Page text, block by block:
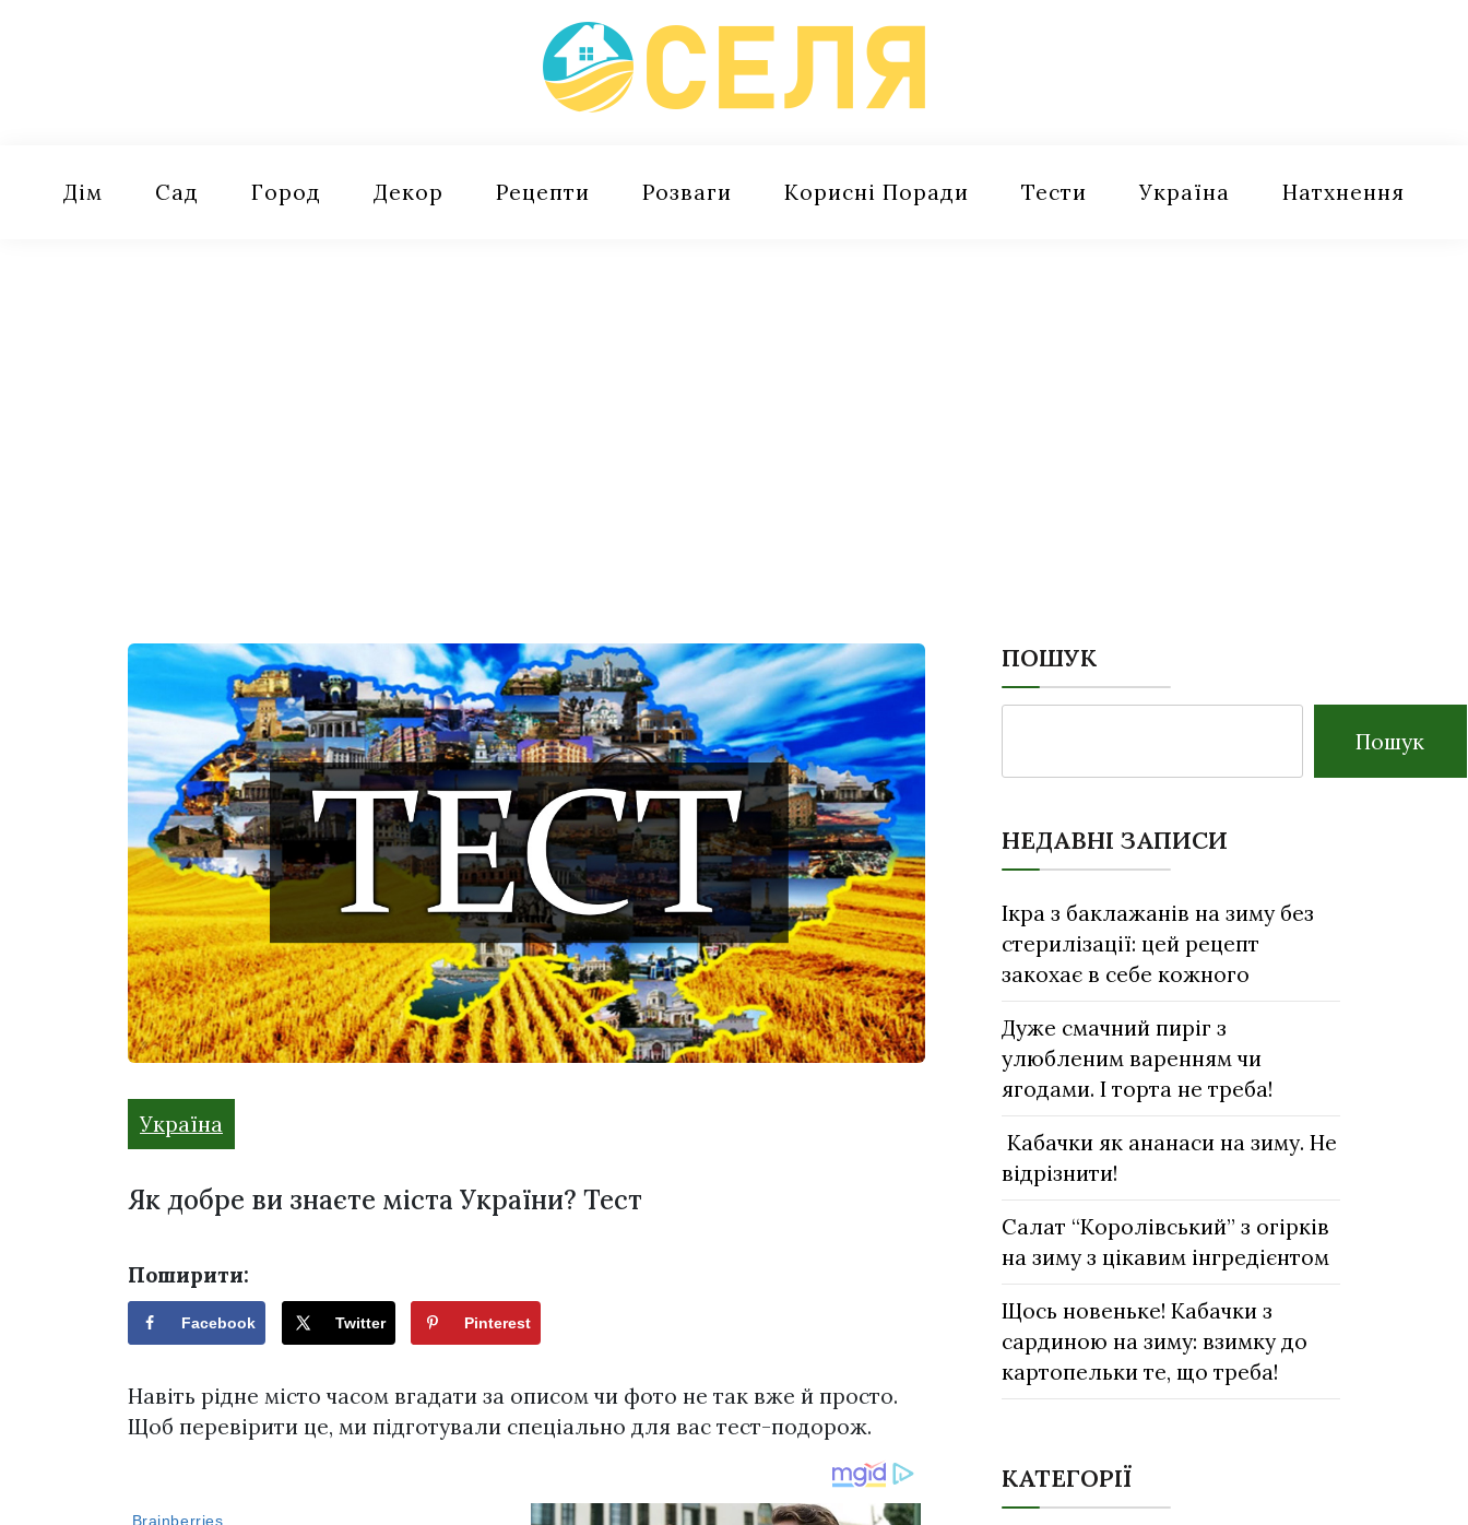
Дім Сад Город Декор Рецепти Розваги Корисні Поради Тести Україна Натхнення
Україна
Як добре ви знаєте міста України? Тест
Поширити:
Facebook Twitter Pinterest
Навіть рідне місто часом вгадати за описом чи фото не так вже й просто.
Щоб перевірити це, ми підготували спеціально для вас тест-подорож.
ПОШУК
Пошук
НЕДАВНІ ЗАПИСИ
Ікра з баклажанів на зиму без
стерилізації: цей рецепт
закохає в себе кожного
Дуже смачний пиріг з
улюбленим варенням чи
ягодами. І торта не треба!
Кабачки як ананаси на зиму. Не
відрізнити!
Салат “Королівський” з огірків
на зиму з цікавим інгредієнтом
Щось новеньке! Кабачки з
сардиною на зиму: взимку до
картопельки те, що треба!
КАТЕГОРІЇ